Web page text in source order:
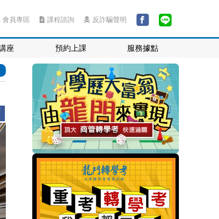
會員專區 課程諮詢 反詐騙聲明
座 預約上課 服務據點